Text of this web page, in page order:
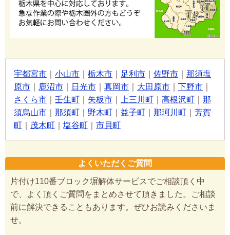
宇都宮市 小山市 栃木市 足利市 佐野市
那須塩
原市
鹿沼市 日光市 真岡市 大田原市 下野市
さくら市
壬生町 矢板市 上三川町 高根沢町
那
須烏山市
那須町 野木町 益子町 那珂川町
芳賀
町
茂木町 塩谷町 市貝町
よくいただくご質問
片付け110番ブロック塀解体サービスでご相談頂く中
で、よく頂くご質問をまとめさせて頂きました。ご相談
前に解決できることもあります。ぜひお読みくださいま
せ。